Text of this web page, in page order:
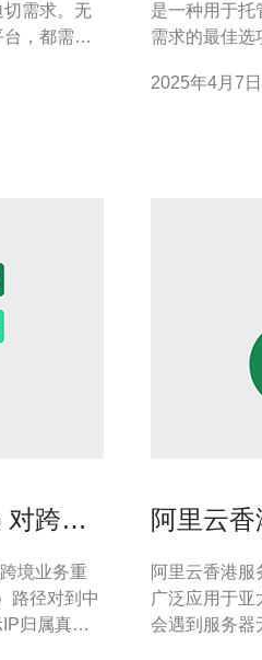
需求。无
，都需要
是一种用于托
需求的最佳选
先要评估服务
2025年4月7日
跨境
境业务重
路径对到中
归属真实
阿里云
阿里云香港服务器无
广泛应用于
会遇到服务器